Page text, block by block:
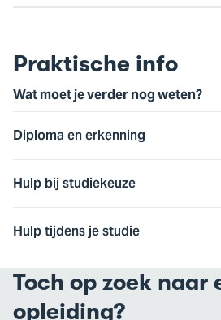
Praktische info
Wat moet je verder nog weten?
Diploma en erkenning
Hulp bij studiekeuze
Hulp tijdens je studie
Toch op zoek naar
opleiding?